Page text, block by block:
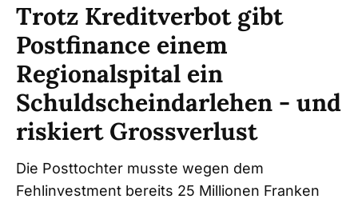
Trotz Kreditverbot gibt
Postfinance einem
Regionalspital ein
Schuldscheindarlehen - und
riskiert Grossverlust
Die Posttochter musste wegen dem
Fehlinvestment bereits 25 Millionen Franken